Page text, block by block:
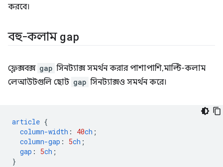
করবে।
বহু-কলাম gap
ফ্লেক্সবক্স gap সিনট্যাক্স সমর্থন করার পাশাপাশি, মাল্টি-কলাম
লেআউটগুলি ছোট gap সিনট্যাক্সও সমর্থন করে।
article {
column-width : 40ch ;
column-gap : 5ch ;
gap : 5ch ;
}